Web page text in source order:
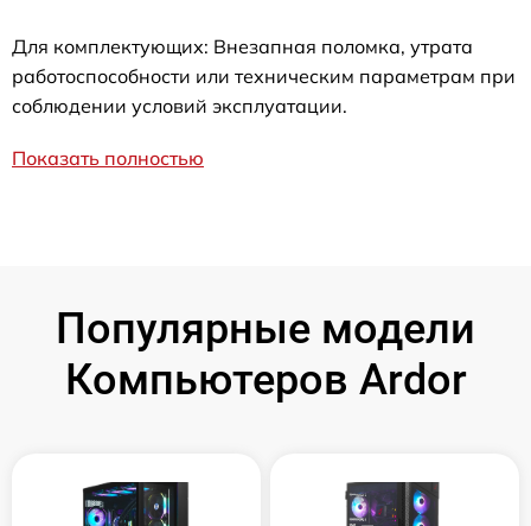
Для комплектующих: Внезапная поломка, утрата
работоспособности или техническим параметрам при
соблюдении условий эксплуатации.
Показать полностью
Популярные модели
Компьютеров Ardor